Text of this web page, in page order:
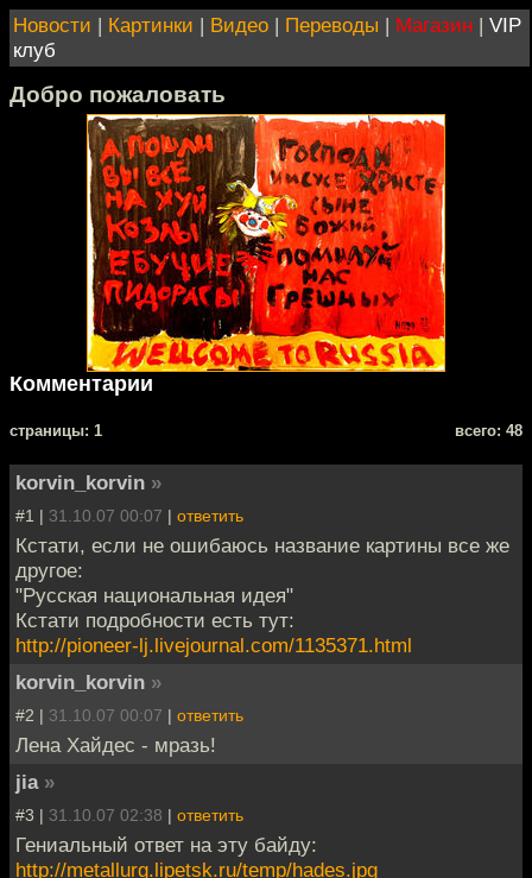
Новости | Картинки | Видео | Переводы | Магазин | VIP
клуб
Добро пожаловать
Комментарии
cтраницы: 1 всего: 48
korvin_korvin »
#1 | 31.10.07 00:07 | ответить
Кстати, если не ошибаюсь название картины все же
другое:
"Русская национальная идея"
Кстати подробности есть тут:
http://pioneer-lj.livejournal.com/1135371.html
korvin_korvin »
#2 | 31.10.07 00:07 | ответить
Лена Хайдес - мразь!
jia »
#3 | 31.10.07 02:38 | ответить
Гениальный ответ на эту байду:
http://metallurg.lipetsk.ru/temp/hades.jpg